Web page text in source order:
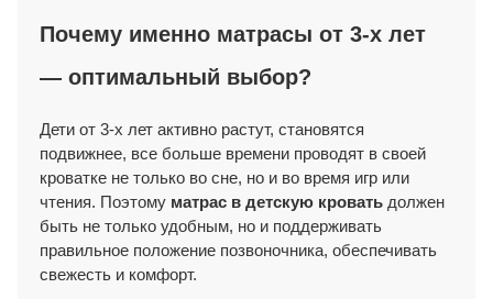
Почему именно матрасы от 3-х лет
— оптимальный выбор?
Дети от 3-х лет активно растут, становятся
подвижнее, все больше времени проводят в своей
кроватке не только во сне, но и во время игр или
чтения. Поэтому матрас в детскую кроватьдолжен
быть не только удобным, но и поддерживать
правильное положение позвоночника, обеспечивать
свежесть и комфорт.